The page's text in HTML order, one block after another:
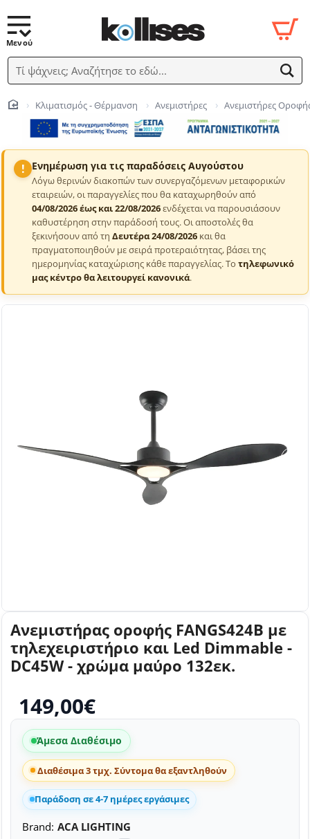
Τί ψάχνεις; Αναζήτησε το εδώ...
Κλιματισμός - Θέρμανση Ανεμιστήρες Ανεμιστήρες
! Ενημέρωση για τις παραδόσεις Αυγούστου
Λόγω θερινών διακοπών των συνεργαζόμενων μεταφορικών
εταιρειών, οι παραγγελίες που θα καταχωρηθούν από
04/08/2026 έως και 22/08/2026ενδέχεται να παρουσιάσουν
καθυστέρηση στην παράδοσή τους. Οι αποστολές θα
ξεκινήσουν από τη Δευτέρα 24/08/2026 και θα
πραγματοποιηθούν με σειρά προτεραιότητας, βάσει της
ημερομηνίας καταχώρισης κάθε παραγγελίας. Το τηλεφωνικό
μας κέντρο θα λειτουργεί κανονικά.
Ανεμιστήρας οροφής FANGS424B με
τηλεχειριστήριο και Led Dimmable -
DC45W - χρώμα μαύρο 132εκ.
149,00€
Άμεσα Διαθέσιμο
Διαθέσιμα 3 τμχ. Σύντομα θα εξαντληθούν
Παράδοση σε 4-7 ημέρες εργάσιμες
Brand: ACA LIGHTING